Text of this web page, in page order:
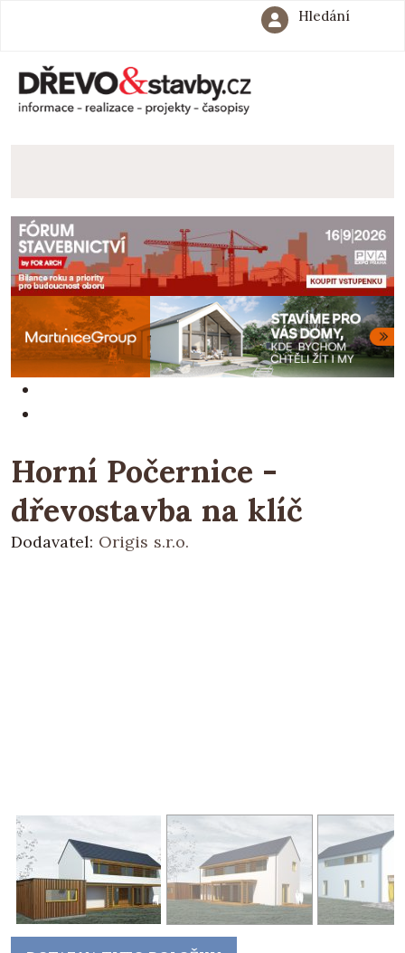
Hledání
Horní Počernice -
dřevostavba na klíč
Dodavatel: Origis s.r.o.